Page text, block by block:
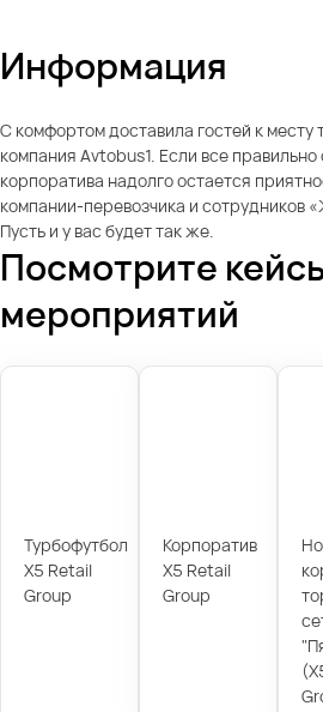
Информация
С комфортом доставила гостей к
компания Avtobus1. Если все правильно
корпоратива надолго остается
компании-перевозчика и сотрудников
Пусть и у вас будет так же.
Посмотрите
мероприятий
Турбофутбол
X5 Retail
Group
Корпоратив
X5 Retail
Group